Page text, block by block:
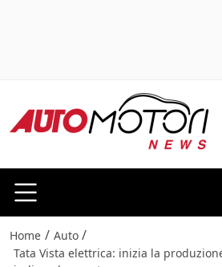
Home / Auto /
Tata Vista elettrica: inizia la